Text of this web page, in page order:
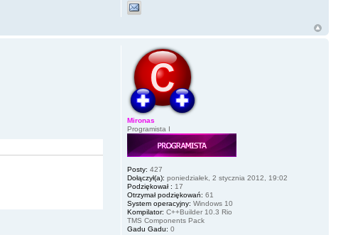
Mironas
Programista I
Posty: 427
Dołączył(a): poniedziałek, 2 stycznia 2012, 19:02
Podziękował : 17
Otrzymał podziękowań: 61
System operacyjny: Windows 10
Kompilator: C++Builder 10.3 Rio
TMS Components Pack
Gadu Gadu: 0